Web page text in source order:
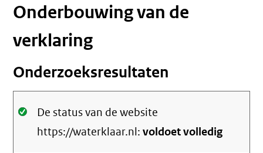
Onderbouwing van de
verklaring
Onderzoeksresultaten
Oké.
De status van de website
https://waterklaar.nl:voldoet volledig